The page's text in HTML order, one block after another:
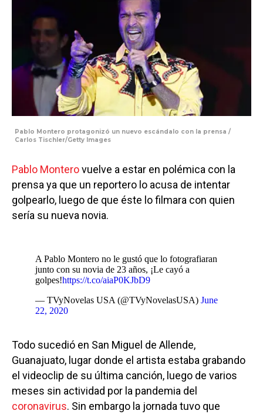
Pablo Montero protagonizó un nuevo escándalo con la prensa /
Carlos Tischler/Getty Images
Pablo Monterovuelve a estar en polémica con la
prensa ya que un reportero lo acusa de intentar
golpearlo, luego de que éste lo filmara con quien
sería su nueva novia.
A Pablo Montero no le gustó que lo fotografiaran
junto con su novia de 23 años, ¡Le cayó a
golpes!https://t.co/aiaP0KJbD9
— TVyNovelas USA (@TVyNovelasUSA) June
22, 2020
Todo sucedió en San Miguel de Allende,
Guanajuato, lugar donde el artista estaba grabando
el videoclip de su última canción, luego de varios
meses sin actividad por la pandemia del
coronavirus. Sin embargo la jornada tuvo que